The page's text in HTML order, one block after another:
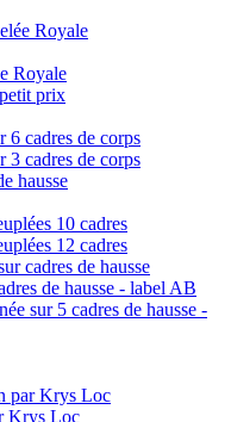
Royale
Royale
prix
6 cadres de corps
3 cadres de corps
hausse
10 cadres
12 cadres
cadres de hausse
de hausse - label AB
sur 5 cadres de hausse -
par Krys Loc
Krys Loc